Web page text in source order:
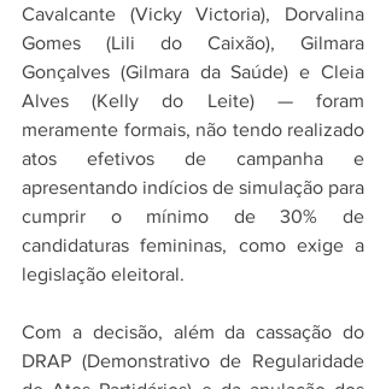
Cavalcante (Vicky Victoria), Dorvalina
Gomes (Lili do Caixão), Gilmara
Gonçalves (Gilmara da Saúde) e Cleia
Alves (Kelly do Leite) — foram
meramente formais, não tendo realizado
atos efetivos de campanha e
apresentando indícios de simulação para
cumprir o mínimo de 30% de
candidaturas femininas, como exige a
legislação eleitoral.
Com a decisão, além da cassação do
DRAP (Demonstrativo de Regularidade